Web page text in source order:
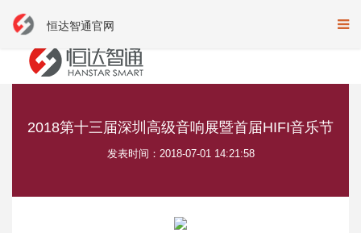
2018第十三届深圳高级音响展暨首届HIFI音乐节
发表时间：2018-07-01 14:21:58
恒达智通官网